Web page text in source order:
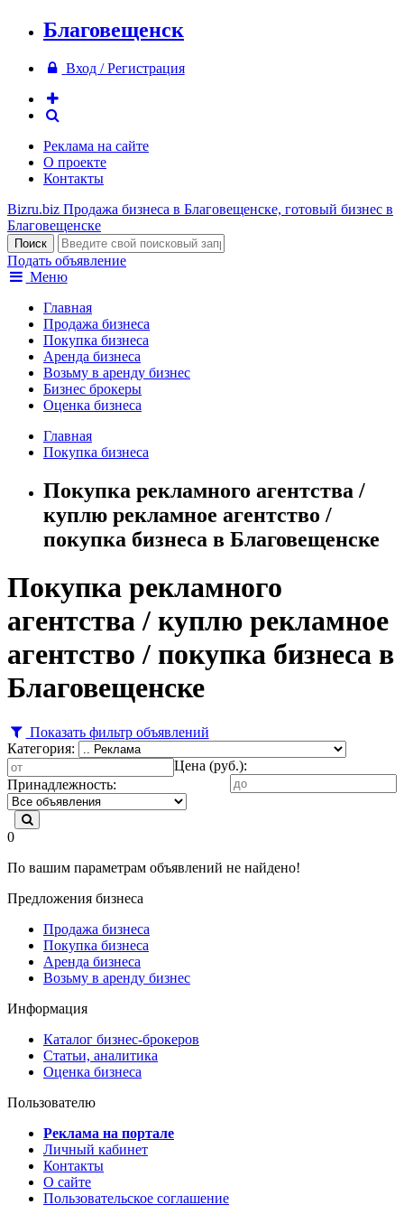
Благовещенск
Вход / Регистрация
Реклама на сайте
О проекте
Контакты
Bizru.biz Продажа бизнеса в Благовещенске, готовый бизнес в
Благовещенске
Подать объявление
Меню
Главная
Продажа бизнеса
Покупка бизнеса
Аренда бизнеса
Возьму в аренду бизнес
Бизнес брокеры
Оценка бизнеса
Главная
Покупка бизнеса
Покупка рекламного агентства /
куплю рекламное агентство /
покупка бизнеса в Благовещенске
Покупка рекламного
агентства / куплю рекламное
агентство / покупка бизнеса в
Благовещенске
Показать фильтр объявлений
Категория:
Цена (руб.):
Принадлежность:
0
По вашим параметрам объявлений не найдено!
Предложения бизнеса
Продажа бизнеса
Покупка бизнеса
Аренда бизнеса
Возьму в аренду бизнес
Информация
Каталог бизнес-брокеров
Статьи, аналитика
Оценка бизнеса
Пользователю
Реклама на портале
Личный кабинет
Контакты
О сайте
Пользовательское соглашение